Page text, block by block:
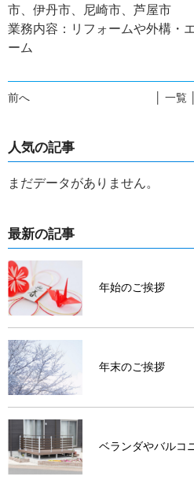
市、伊丹市、尼崎市、芦屋市
業務内容：リフォームや外構・
ーム
前へ │ 一覧 │
人気の記事
まだデータがありません。
最新の記事
年始のご挨拶
年末のご挨拶
ベランダやバルコ